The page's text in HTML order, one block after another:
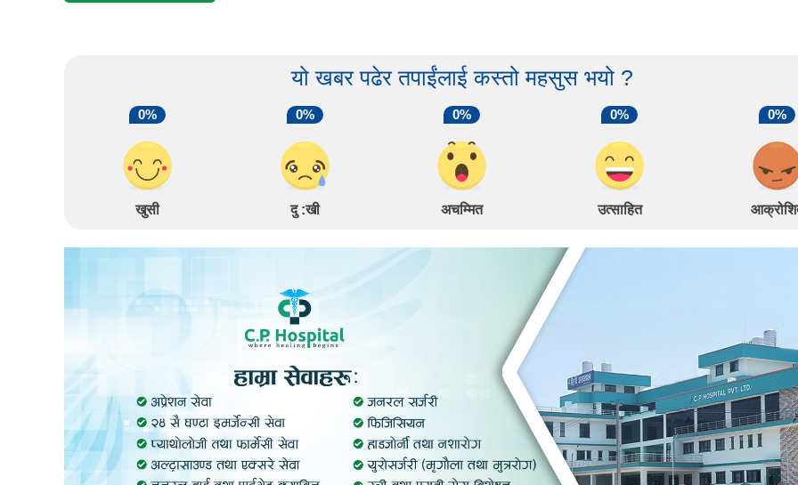
यो खबर पढेर तपाईंलाई कस्तो महसुस भयो ?
0%
खुसी
0%
दु :खी
0%
अचम्मित
0%
उत्साहित
0%